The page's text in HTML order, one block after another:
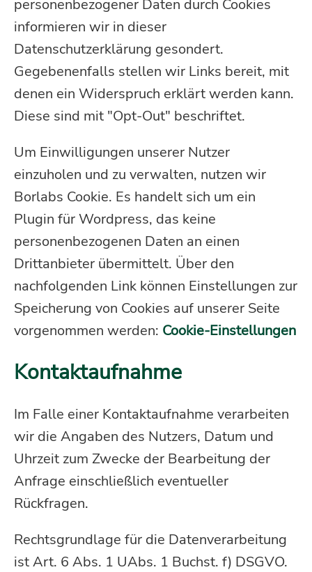
personenbezogener Daten durch Cookies
informieren wir in dieser
Datenschutzerklärung gesondert.
Gegebenenfalls stellen wir Links bereit, mit
denen ein Widerspruch erklärt werden kann.
Diese sind mit "Opt-Out" beschriftet.
Um Einwilligungen unserer Nutzer
einzuholen und zu verwalten, nutzen wir
Borlabs Cookie. Es handelt sich um ein
Plugin für Wordpress, das keine
personenbezogenen Daten an einen
Drittanbieter übermittelt. Über den
nachfolgenden Link können Einstellungen zur
Speicherung von Cookies auf unserer Seite
vorgenommen werden: Cookie-Einstellungen
Kontaktaufnahme
Im Falle einer Kontaktaufnahme verarbeiten
wir die Angaben des Nutzers, Datum und
Uhrzeit zum Zwecke der Bearbeitung der
Anfrage einschließlich eventueller
Rückfragen.
Rechtsgrundlage für die Datenverarbeitung
ist Art. 6 Abs. 1 UAbs. 1 Buchst. f) DSGVO.